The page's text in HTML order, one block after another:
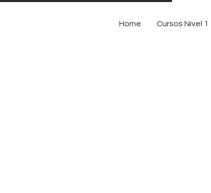
Home Cursos Nivel 1